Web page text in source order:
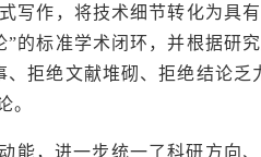
写作，将技术细节转化为具
标准学术闭环，并根据研
拒绝文献堆砌、拒绝结论乏
。
能，进一步统一了科研方向